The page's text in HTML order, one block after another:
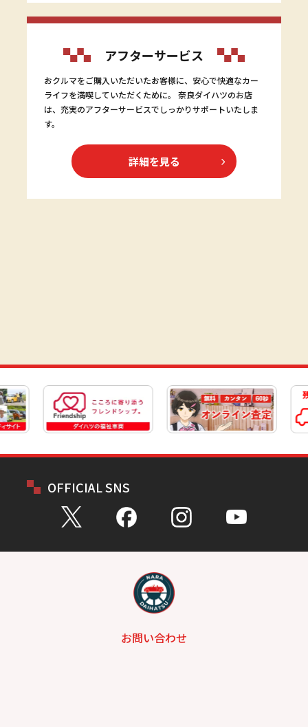
アフターサービス
おクルマをご購入いただいたお客様に、安心で快適なカー
ライフを満喫していただくために。 奈良ダイハツのお店
は、充実のアフターサービスでしっかりサポートいたしま
す。
詳細を見る
OFFICIAL SNS
お問い合わせ